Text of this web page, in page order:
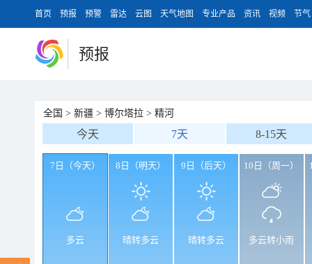
首页 预报 预警 雷达 云图 天气地图 专业产品 资讯 视频 节气
预报
全国 > 新疆 > 博尔塔拉 > 精河
今天 7天 8-15天
7日（今天）
多云
8日（明天）
晴转多云
9日（后天）
晴转多云
10日（周一）
多云转小雨